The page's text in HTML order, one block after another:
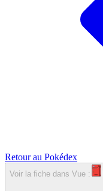
Retour au Pokédex
Voir la fiche dans Vue :